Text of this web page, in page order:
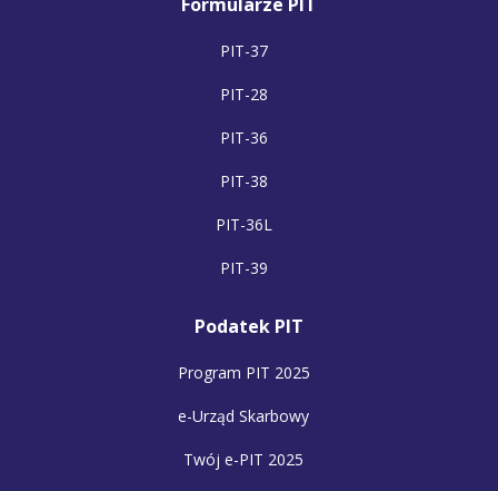
PIT-37
PIT-28
PIT-36
PIT-38
PIT-36L
PIT-39
Podatek PIT
Program PIT 2025
e-Urząd Skarbowy
Twój e-PIT 2025